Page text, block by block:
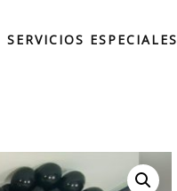
SERVICIOS ESPECIALES